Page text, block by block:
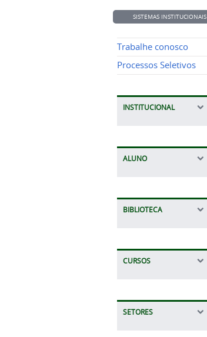
SISTEMAS INSTITUCIONAIS
Trabalhe conosco
Processos Seletivos
INSTITUCIONAL
ALUNO
BIBLIOTECA
CURSOS
SETORES